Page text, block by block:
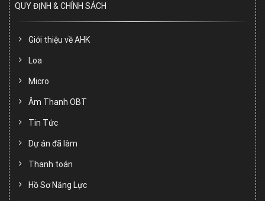
QUY ĐỊNH & CHÍNH SÁCH
Giới thiệu về AHK
Loa
Micro
Âm Thanh OBT
Tin Tức
Dự án đã làm
Thanh toán
Hồ Sơ Năng Lực